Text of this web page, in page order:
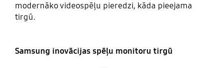
modernāko videospēļu pieredzi, kāda pieejama
tirgū.
Samsung inovācijas spēļu monitoru tirgū